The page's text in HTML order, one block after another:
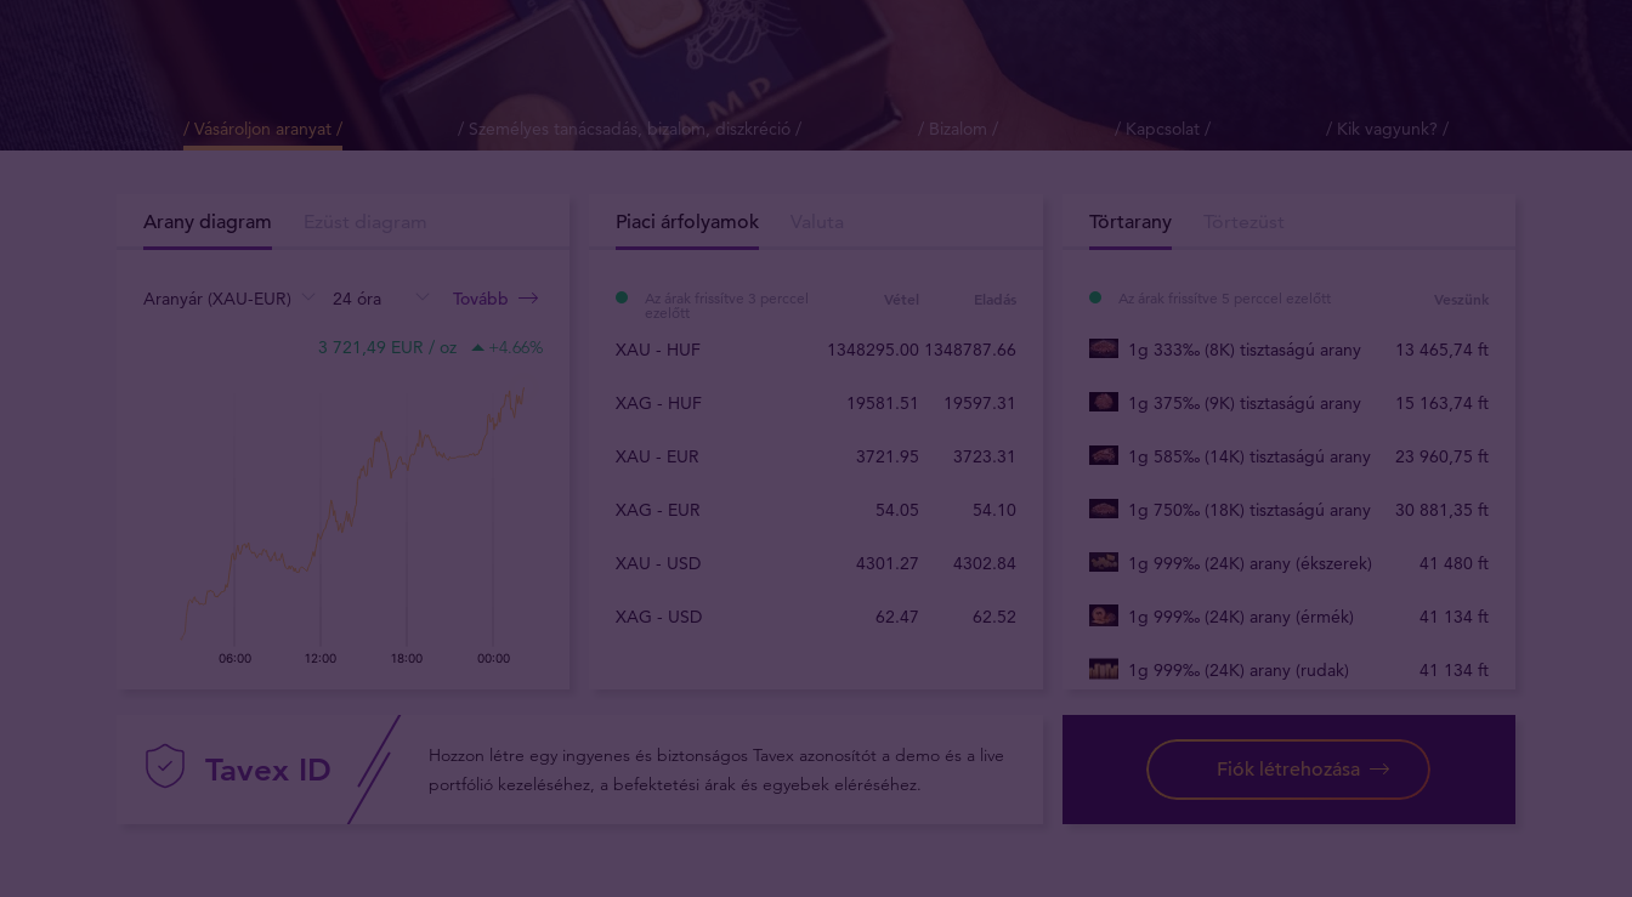
/ Vásároljon aranyat / / Személyes tanácsadás, bizalom, diszkréció / / Bizalom / / Kapcsolat / / Kik vagyunk? /
Arany diagram
Aranyár (XAU-EUR) 24 óra
3 721,49 EUR / oz +4.66%
Tovább
Piaci árfolyamok
Az árak frissítve 3 perccel
ezelőtt
Vétel Eladás
XAU - HUF 1348295.00 1348787.66
XAG - HUF 19581.51 19597.31
XAU - EUR 3721.95 3723.31
XAG - EUR 54.05 54.10
XAU - USD 4301.27 4302.84
XAG - USD 62.47 62.52
Törtarany
Az árak frissítve 5 perccel ezelőtt Veszünk
1g 333‰ (8K) tisztaságú arany 13 465,74 ft
1g 375‰ (9K) tisztaságú arany 15 163,74 ft
1g 585‰ (14K) tisztaságú arany 23 960,75 ft
1g 750‰ (18K) tisztaságú arany 30 881 ,35 ft
1g 999‰ (24K) arany (ékszerek) 41 480 ft
1g 999‰ (24K) arany (érmék) 41 134 ft
1g 999‰ (24K) arany (rudak) 41 134 ft
Tavex ID
Hozzon létre egy ingyenes és biztonságos Tavex azonosítót a demo és a live
portfólió kezeléséhez, a befektetési árak és egyebek eléréséhez.
Fiók létrehozása